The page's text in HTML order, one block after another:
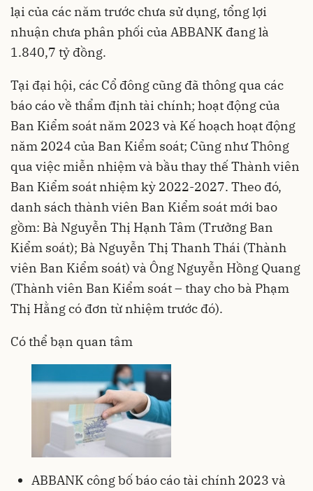
lại của các năm trước chưa sử dụng, tổng lợi
nhuận chưa phân phối của ABBANK đang là
1.840,7 tỷ đồng.
Tại đại hội, các Cổ đông cũng đã thông qua các
báo cáo về thẩm định tài chính; hoạt động của
Ban Kiểm soát năm 2023 và Kế hoạch hoạt động
năm 2024 của Ban Kiểm soát; Cũng như Thông
qua việc miễn nhiệm và bầu thay thế Thành viên
Ban Kiểm soát nhiệm kỳ 2022-2027. Theo đó,
danh sách thành viên Ban Kiểm soát mới bao
gồm: Bà Nguyễn Thị Hạnh Tâm (Trưởng Ban
Kiểm soát); Bà Nguyễn Thị Thanh Thái (Thành
viên Ban Kiểm soát) và Ông Nguyễn Hồng Quang
(Thành viên Ban Kiểm soát – thay cho bà Phạm
Thị Hằng có đơn từ nhiệm trước đó).
Có thể bạn quan tâm
ABBANK công bố báo cáo tài chính 2023 và